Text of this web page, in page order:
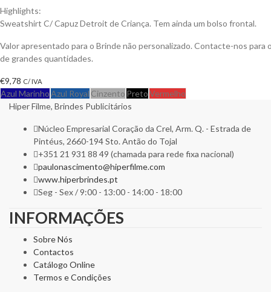
Highlights:
Sweatshirt C/ Capuz Detroit de Criança. Tem ainda um bolso frontal.
Valor apresentado para o Brinde não personalizado. Contacte-nos
de grandes quantidades.
€9,78 C/ IVA
Azul MarinhoAzul Royal Cinzento PretoVermelho
Hiper Filme, Brindes Publicitários
Núcleo Empresarial Coração da Crel, Arm. Q. - Estrada de
Pintéus, 2660-194 Sto. Antão do Tojal
+351 21 931 88 49 (chamada para rede fixa nacional)
paulonascimento@hiperfilme.com
www.hiperbrindes.pt
Seg - Sex / 9:00 - 13:00 - 14:00 - 18:00
INFORMAÇÕES
Sobre Nós
Contactos
Catálogo Online
Termos e Condições